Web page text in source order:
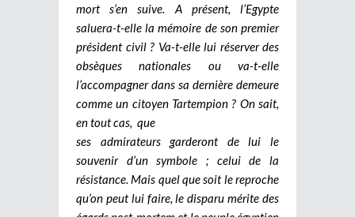
mort s’en suive. A présent, l’Egypte
saluera-t-elle la mémoire de son premier
président civil ? Va-t-elle lui réserver des
obsèques nationales ou va-t-elle
l’accompagner dans sa dernière demeure
comme un citoyen Tartempion ? On sait,
en tout cas, que
ses admirateurs garderont de lui le
souvenir d’un symbole ; celui de la
résistance. Mais quel que soit le reproche
qu’on peut lui faire, le disparu mérite des